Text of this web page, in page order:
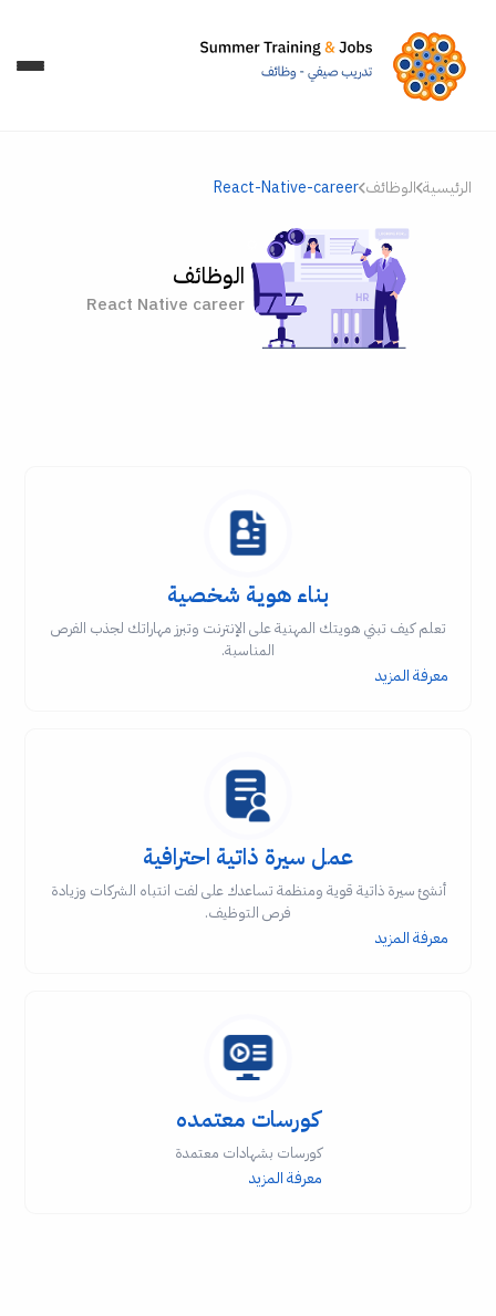
الرئيسية الوظائف React-Native-career
الوظائف
React Native career
بناء هوية شخصية
تعلم كيف تبني هويتك المهنية على الإنترنت وتبرز مهاراتك لجذب الفرص
المناسبة.
معرفة المزيد
عمل سيرة ذاتية احترافية
أنشئ سيرة ذاتية قوية ومنظمة تساعدك على لفت انتباه الشركات وزيادة
فرص التوظيف.
معرفة المزيد
كورسات معتمده
كورسات بشهادات معتمدة
معرفة المزيد